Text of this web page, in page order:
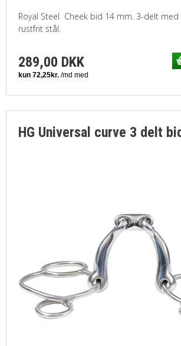
Royal Steel Cheek bid 14 mm. 3-delt
rustfrit stål.
289,00 DKK
HG Universal curve 3 delt bid